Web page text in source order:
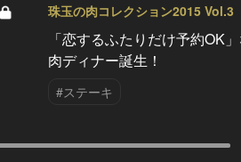
珠玉の肉コレクション2015 Vol.3
「恋するふたりだけ予約OK
肉ディナー誕生！
#ステーキ